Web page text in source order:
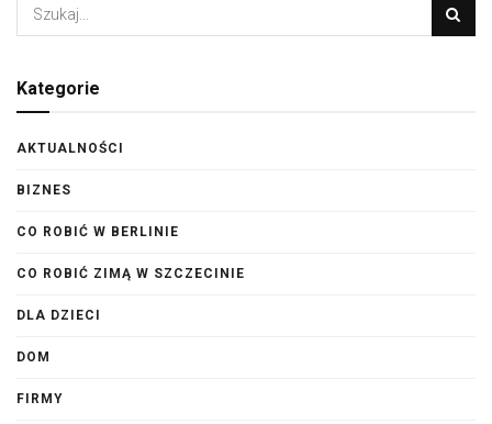
Kategorie
AKTUALNOŚCI
BIZNES
CO ROBIĆ W BERLINIE
CO ROBIĆ ZIMĄ W SZCZECINIE
DLA DZIECI
DOM
FIRMY